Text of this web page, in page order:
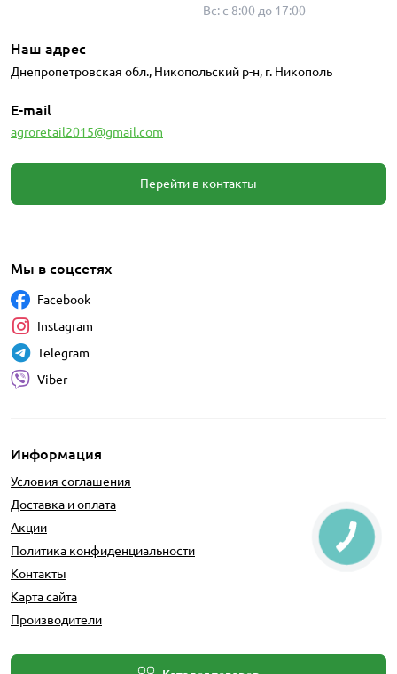
Вс: с 8:00 до 17:00
Наш адрес
Днепропетровская обл., Никопольский р-н, г. Никополь
E-mail
agroretail2015@gmail.com
Перейти в контакты
Информация
Условия соглашения
Доставка и оплата
Акции
Политика конфиденциальности
Контакты
Карта сайта
Производители
Мы в соцсетях
Facebook
Instagram
Telegram
Viber